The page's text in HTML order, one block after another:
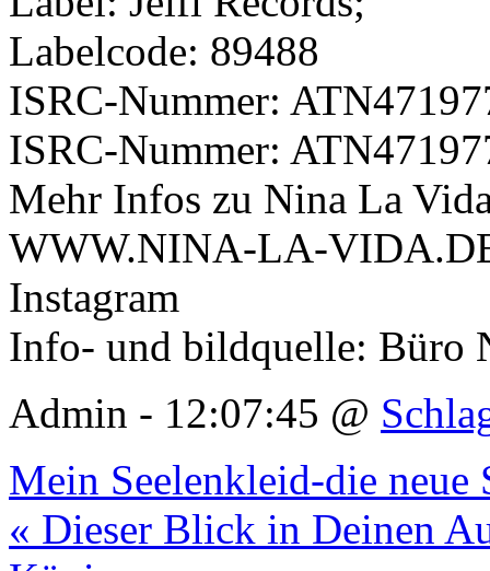
Labelcode: 89488
ISRC-Nummer:
ISRC-Nummer:
Mehr Infos zu Nina La
WWW.NINA-LA-
Instagram
Info- und bildquelle: Büro
Admin - 12:07:45 @
Mein Seelenkleid-die
« Dieser Blick in Deinen